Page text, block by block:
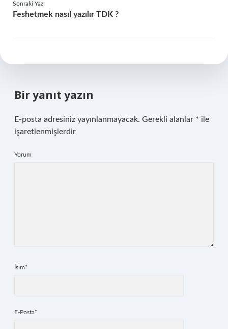
Sonraki Yazı
Feshetmek nasıl yazılır TDK ?
Bir yanıt yazın
E-posta adresiniz yayınlanmayacak. Gerekli alanlar * ile
işaretlenmişlerdir
Yorum
İsim*
E-Posta*